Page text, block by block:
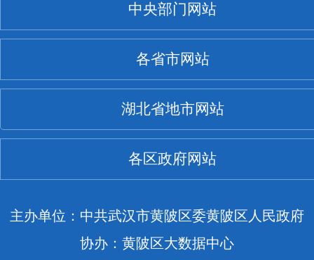
中央部门网站
各省市网站
湖北省地市网站
各区政府网站
主办单位：中共武汉市黄陂区委黄陂区人民政府
协办：黄陂区大数据中心